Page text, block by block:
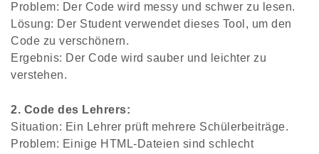
Problem: Der Code wird messy und schwer zu lesen.
Lösung: Der Student verwendet dieses Tool, um den
Code zu verschönern.
Ergebnis: Der Code wird sauber und leichter zu
verstehen.
2. Code des Lehrers:
Situation: Ein Lehrer prüft mehrere Schülerbeiträge.
Problem: Einige HTML-Dateien sind schlecht